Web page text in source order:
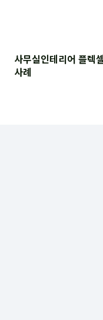
사무실인테리어 플렉
사례